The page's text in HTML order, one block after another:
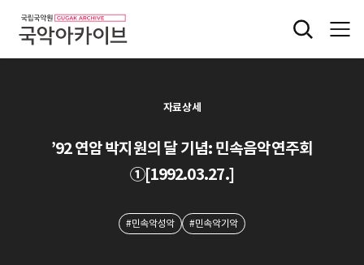
자료상세
’92 연암 박지원의 달 기념: 민속음악연주회
①[1992.03.27.]
#민속악성악 #민속악기악